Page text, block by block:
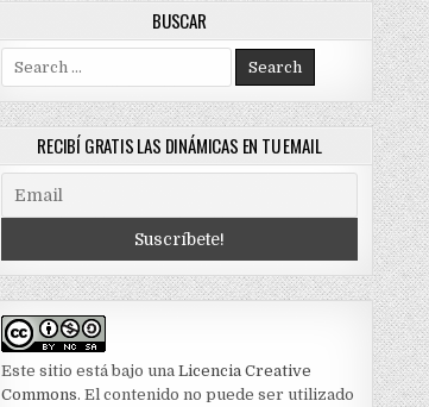
BUSCAR
Search
for:
RECIBÍ GRATIS LAS DINÁMICAS EN TU EMAIL
Este sitio está bajo una Licencia Creative
Commons. El contenido no puede ser utilizado